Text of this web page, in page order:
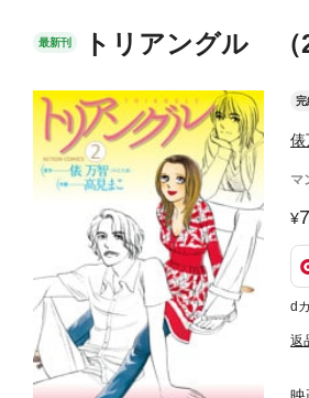
最新刊 トリアングル （2
完
俵
マ
d
返